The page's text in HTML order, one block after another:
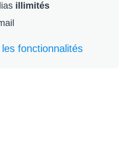
illimités
fonctionnalités